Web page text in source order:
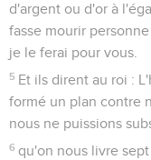
d'argent ou d'or à
fasse mourir
je le ferai pour vous.
5 Et ils dirent au roi :
formé un plan contre
nous ne puissions
6 qu'on nous livre